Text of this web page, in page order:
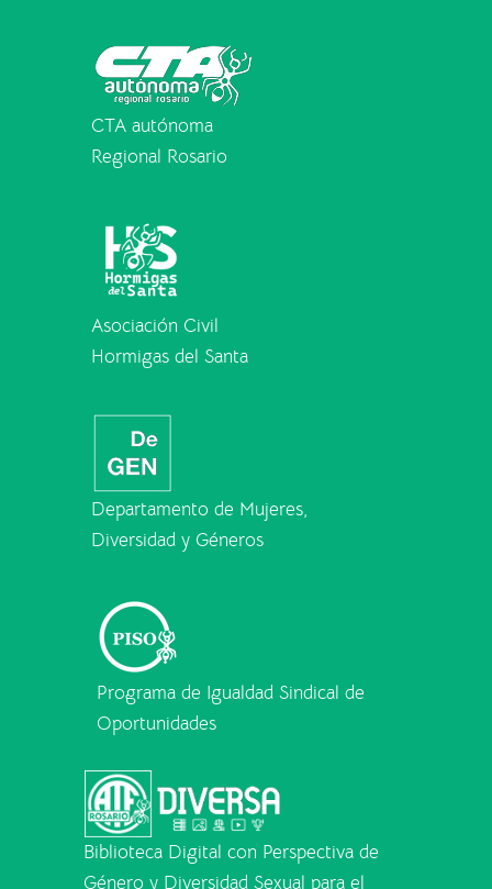
CTA autónoma
Regional Rosario
Asociación Civil
Hormigas del Santa
Departamento de Mujeres,
Diversidad y Géneros
Programa de Igualdad Sindical de
Oportunidades
Biblioteca Digital con Perspectiva de
Género y Diversidad Sexual para el